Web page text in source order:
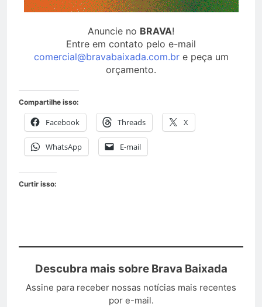
Anuncie no BRAVA!
Entre em contato pelo e-mail
comercial@bravabaixada.com.bre peça um
orçamento.
Compartilhe isso:
Facebook Threads X
WhatsApp E-mail
Curtir isso:
Descubra mais sobre Brava Baixada
Assine para receber nossas notícias mais recentes
por e-mail.